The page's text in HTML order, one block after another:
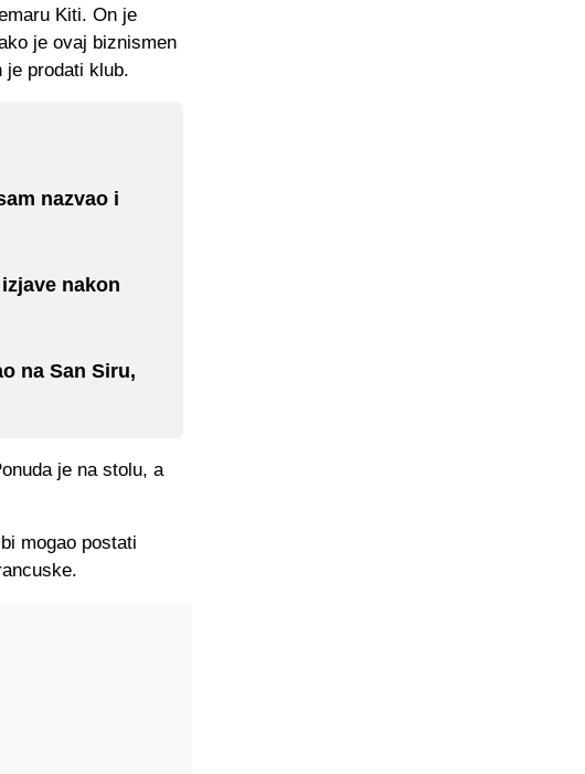
Kiti. On je
je ovaj biznismen
je prodati klub.
nazvao i
nakon
na San Siru,
je na stolu, a
mogao postati